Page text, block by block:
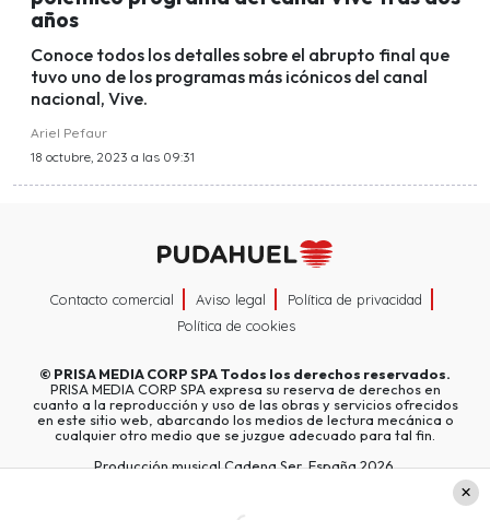
años
Conoce todos los detalles sobre el abrupto final que
tuvo uno de los programas más icónicos del canal
nacional, Vive.
Ariel Pefaur
18 octubre, 2023 a las 09:31
Contacto comercial Aviso legal
Política de privacidad
Política de cookies
© PRISA MEDIA CORP SPATodos los derechos reservados.
PRISA MEDIA CORP SPA expresa su reserva de derechos en
cuanto a la reproducción y uso de las obras y servicios ofrecidos
en este sitio web, abarcando los medios de lectura mecánica o
cualquier otro medio que se juzgue adecuado para tal fin.
Producción musical Cadena Ser, España 2026.